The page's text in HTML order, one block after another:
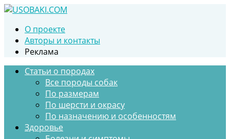
Перейти
контентуО проекте
Авторы и контакты
Реклама
Статьи о породах
Все породы собак
По размерам
По шерсти и окрасу
По назначению и особенностям
Здоровье